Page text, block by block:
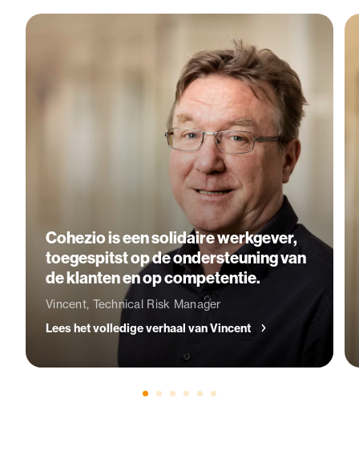
Cohezio is een solidaire werkgever,
toegespitst op de ondersteuning van
de klanten en op competentie.
Vincent, Technical Risk Manager
Lees het volledige verhaal van Vincent